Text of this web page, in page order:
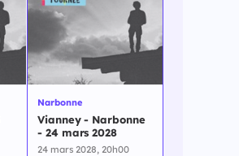
Narbonne
Vianney - Narbonne
- 24 mars 2028
24 mars 2028, 20h00